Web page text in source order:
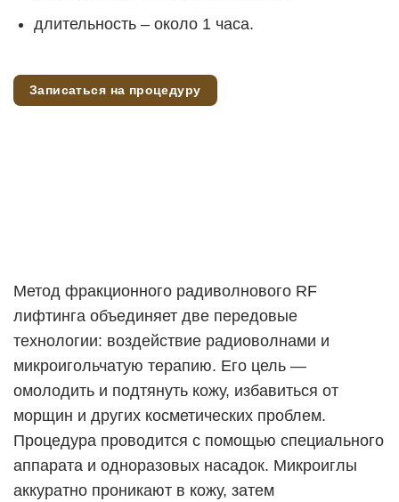
длительность – около 1 часа.
Записаться на процедуру
Метод фракционного радиволнового RF
лифтинга объединяет две передовые
технологии: воздействие радиоволнами и
микроигольчатую терапию. Его цель —
омолодить и подтянуть кожу, избавиться от
морщин и других косметических проблем.
Процедура проводится с помощью специального
аппарата и одноразовых насадок. Микроиглы
аккуратно проникают в кожу, затем